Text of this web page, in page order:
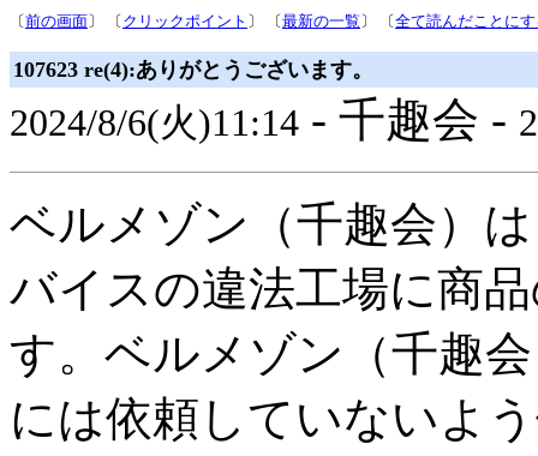
〔前の画面〕 〔 クリックポイント 〕 〔最新の一覧 〕 〔全て読んだことに
107623 re(4):ありがとうございます。
2024/8/6(火)11:14 - 千趣会 -
ベルメゾン（千趣会）
バイスの違法工場に商
す。ベルメゾン（千趣
には依頼していないよ